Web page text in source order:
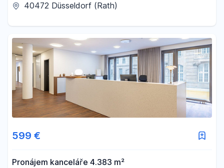
40472 Düsseldorf (Rath)
599 €
Pronájem kanceláře 4.383 m²